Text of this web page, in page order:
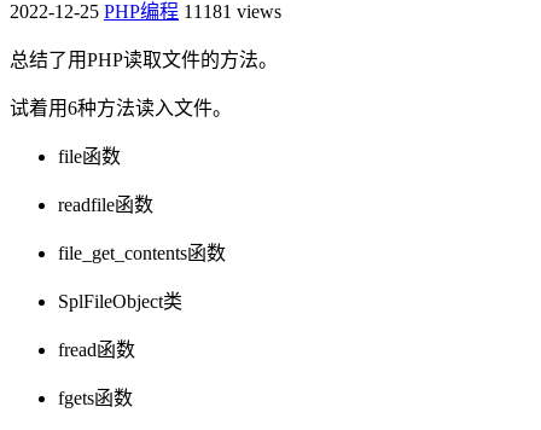
2022-12-25 PHP编程 11181 views
总结了用PHP读取文件的方法。
试着用6种方法读入文件。
file函数
readfile函数
file_get_contents函数
SplFileObject类
fread函数
fgets函数